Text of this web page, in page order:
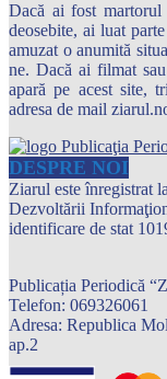
Dacă ai fost martorul
deosebite, ai luat
amuzat o anumită
ne. Dacă ai filmat
apară pe acest site,
adresa de mail
DESPRE NOI
Ziarul este înregistrat
Dezvoltării
identificare de stat
Publicația Periodică
Telefon: 069326061
Adresa: Republica
ap.2